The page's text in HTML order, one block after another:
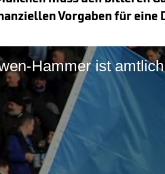
Vorgaben für
Hammer ist